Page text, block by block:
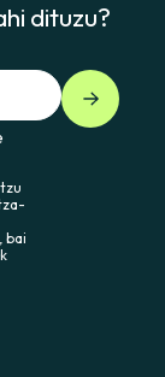
dituzu?
bai